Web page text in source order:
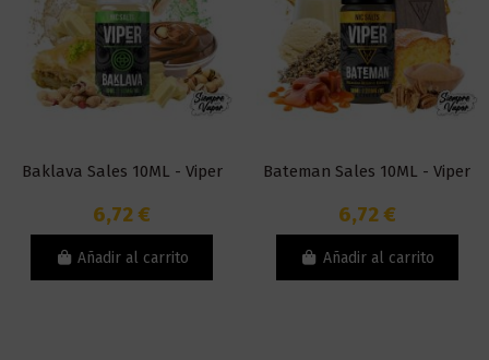
Baklava Sales 10ML - Viper
6,72 €
Añadir al carrito
Bateman Sales 10ML - Viper
6,72 €
Añadir al carrito